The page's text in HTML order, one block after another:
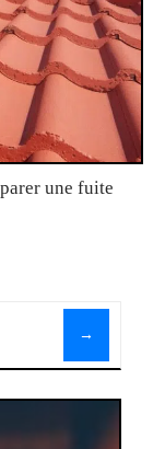
une fuite